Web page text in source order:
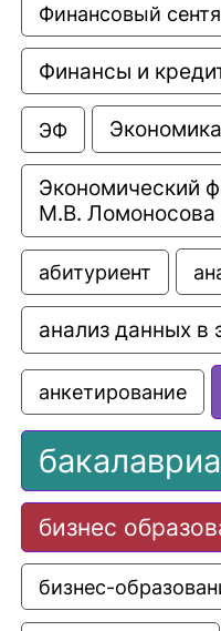
Финансовый
Финансы и
ЭФ Экономика
Экономический
М.В. Ломоносова
абитуриент
анализ данных в
анкетирование
бизнес
бизнес-